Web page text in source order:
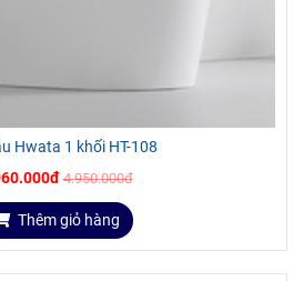
Hwata 1 khối HT-108
4.950.000đ
Thêm giỏ hàng